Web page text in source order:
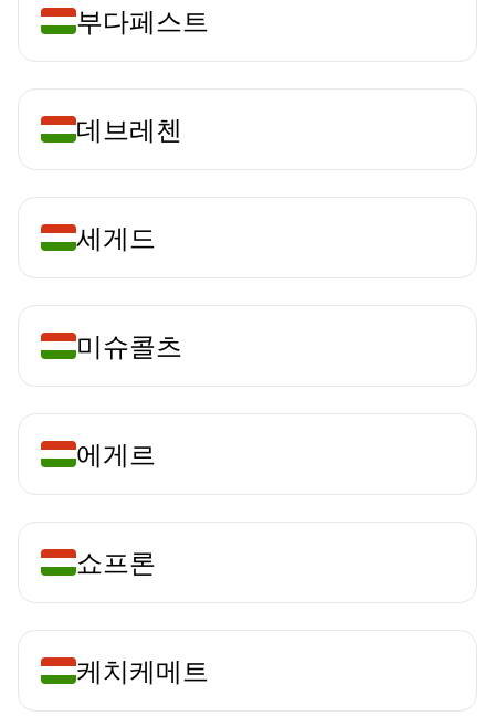
부다페스트
데브레첸
세게드
미슈콜츠
에게르
쇼프론
케치케메트